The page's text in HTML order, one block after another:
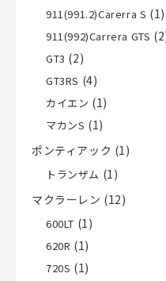
911(991.2)Carerra S (1)
911(992)Carrera GTS
GT3 (2)
GT3RS (4)
カイエン (1)
マカンS (1)
ポンティアック (1)
トランザム (1)
マクラーレン (12)
600LT (1)
620R (1)
720S (1)